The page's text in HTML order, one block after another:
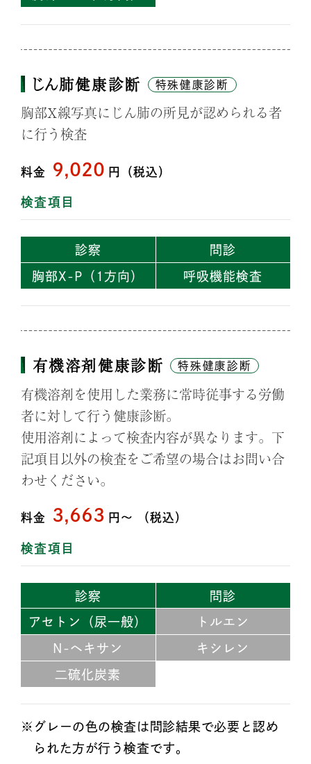
じん肺健康診断 特殊健康診断
胸部X線写真にじん肺の所見が認められる者
に行う検査
料金 9,020 円（税込）
検査項目
診察 問診
胸部X-P （1方向） 呼吸機能検査
有機溶剤健康診断 特殊健康診断
有機溶剤を使用した業務に常時従事する労働
者に対して行う健康診断。
使用溶剤によって検査内容が異なります。下
記項目以外の検査をご希望の場合はお問い合
わせください。
料金 3,663 円〜 （税込）
検査項目
診察 問診
アセトン （尿一般） トルエン
N-ヘキサン キシレン
二硫化炭素
グレーの色の検査は問診結果で必要と認め
られた方が行う検査です。